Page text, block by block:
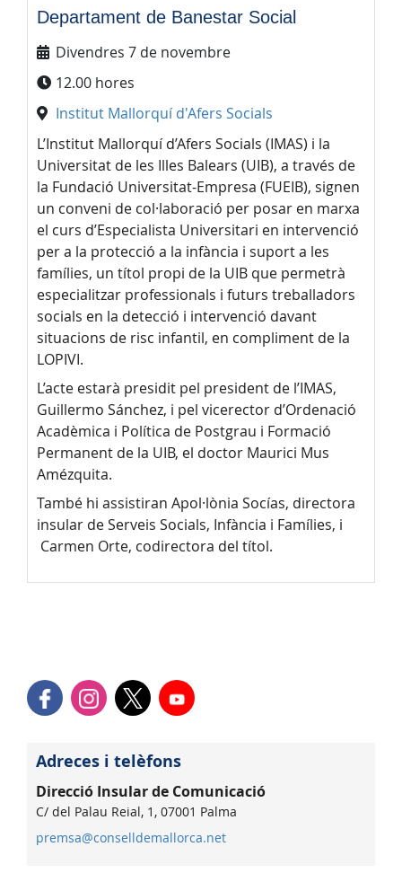
Departament de Banestar Social
Divendres 7 de novembre
12.00 hores
Institut Mallorquí d'Afers Socials
L’Institut Mallorquí d’Afers Socials (IMAS) i la
Universitat de les Illes Balears (UIB), a través de
la Fundació Universitat-Empresa (FUEIB), signen
un conveni de col·laboració per posar en marxa
el curs d’Especialista Universitari en intervenció
per a la protecció a la infància i suport a les
famílies, un títol propi de la UIB que permetrà
especialitzar professionals i futurs treballadors
socials en la detecció i intervenció davant
situacions de risc infantil, en compliment de la
LOPIVI.
L’acte estarà presidit pel president de l’IMAS,
Guillermo Sánchez, i pel vicerector d’Ordenació
Acadèmica i Política de Postgrau i Formació
Permanent de la UIB, el doctor Maurici Mus
Amézquita.
També hi assistiran Apol·lònia Socías, directora
insular de Serveis Socials, Infància i Famílies, i
Carmen Orte, codirectora del títol.
Adreces i telèfons
Direcció Insular de Comunicació
C/ del Palau Reial, 1, 07001 Palma
premsa@conselldemallorca.net